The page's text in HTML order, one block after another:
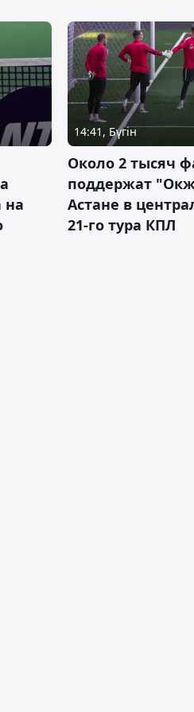
на
14:41, Бүгін
Около 2 тысяч
поддержат
Астане в
21-го тура КПЛ